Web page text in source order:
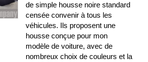
de simple housse noire standard
censée convenir à tous les
véhicules. Ils proposent une
housse conçue pour mon
modèle de voiture, avec de
nombreux choix de couleurs et la